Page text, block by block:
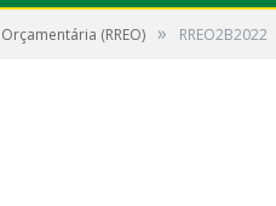
(RREO) » RREO2B2022